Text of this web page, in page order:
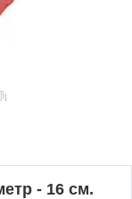
- 16 см.